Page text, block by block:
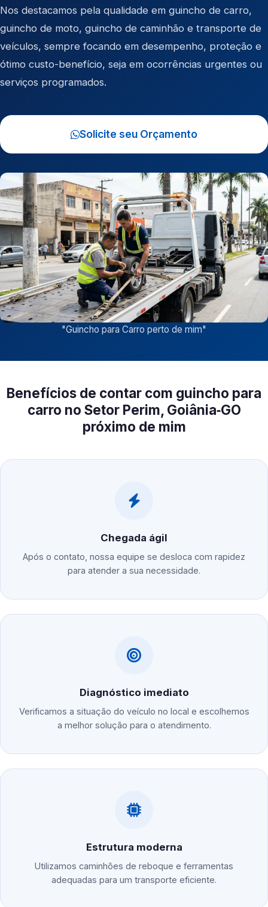
Nos destacamos pela qualidade em guincho de carro,
guincho de moto, guincho de caminhão e transporte de
veículos, sempre focando em desempenho, proteção e
ótimo custo-benefício, seja em ocorrências urgentes ou
serviços programados.
Solicite seu Orçamento
"Guincho para Carro perto de mim"
Benefícios de contar com guincho para
carro no Setor Perim, Goiânia‑GO
próximo de mim
Chegada ágil
Após o contato, nossa equipe se desloca com rapidez
para atender a sua necessidade.
Diagnóstico imediato
Verificamos a situação do veículo no local e escolhemos
a melhor solução para o atendimento.
Estrutura moderna
Utilizamos caminhões de reboque e ferramentas
adequadas para um transporte eficiente.